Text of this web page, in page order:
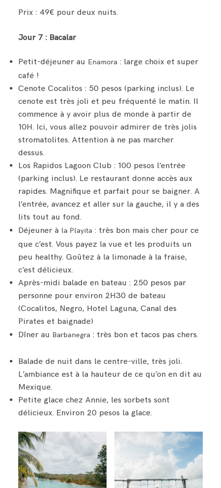
Prix : 49€ pour deux nuits.
Jour 7 : Bacalar
Petit-déjeuner au Enamora : large choix et super
café !
Cenote Cocalitos : 50 pesos (parking inclus). Le
cenote est très joli et peu fréquenté le matin. Il
commence à y avoir plus de monde à partir de
10H. Ici, vous allez pouvoir admirer de très jolis
stromatolites. Attention à ne pas marcher
dessus.
Los Rapidos Lagoon Club : 100 pesos l’entrée
(parking inclus). Le restaurant donne accès aux
rapides. Magnifique et parfait pour se baigner. A
l’entrée, avancez et aller sur la gauche, il y a des
lits tout au fond.
Déjeuner à la Playita : très bon mais cher pour ce
que c’est. Vous payez la vue et les produits un
peu healthy. Goûtez à la limonade à la fraise,
c’est délicieux.
Après-midi balade en bateau : 250 pesos par
personne pour environ 2H30 de bateau
(Cocalitos, Negro, Hotel Laguna, Canal des
Pirates et baignade)
Dîner au Barbanegra : très bon et tacos pas chers.
Balade de nuit dans le centre-ville, très joli.
L’ambiance est à la hauteur de ce qu’on en dit au
Mexique.
Petite glace chez Annie, les sorbets sont
délicieux. Environ 20 pesos la glace.